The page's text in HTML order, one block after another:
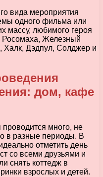
вида мероприятия
одного фильма или
массу, любимого героя
Росомаха, Железный
Халк, Дэдпул, Солджер и
дом, кафе
много, не
в разные периоды. В
отметить день
со всеми друзьями и
снять коттедж в
взрослых и детей.